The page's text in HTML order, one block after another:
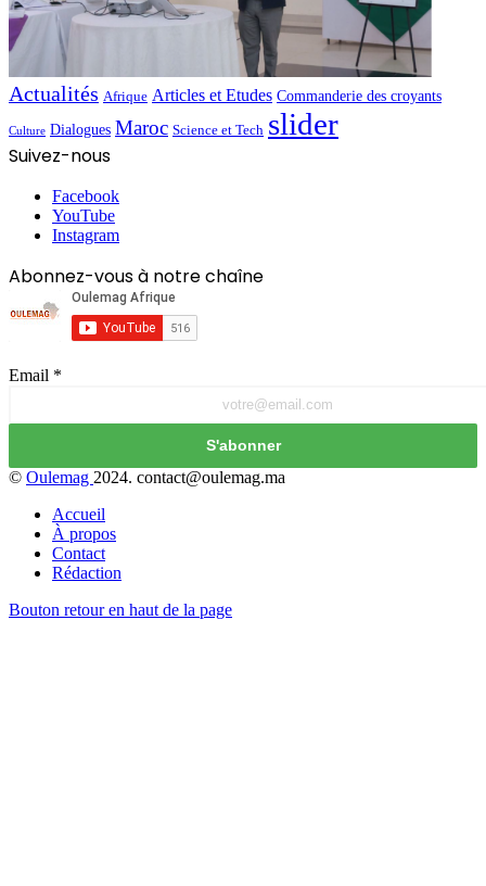
Actualités Afrique Articles et Etudes Commanderie des croyants
Culture Dialogues Maroc Science et Tech slider
Suivez-nous
Facebook
YouTube
Instagram
Abonnez-vous à notre chaîne
Email *
S'abonner
© Oulemag 2024. contact@oulemag.ma
Accueil
À propos
Contact
Rédaction
Bouton retour en haut de la page